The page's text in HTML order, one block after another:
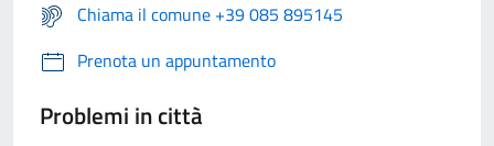
Chiama il comune +39 085 895145
Prenota un appuntamento
Problemi in città